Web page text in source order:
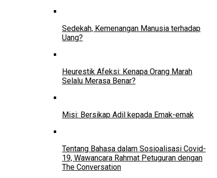
Sedekah, Kemenangan Manusia terhadap
Uang?
Heurestik Afeksi: Kenapa Orang Marah
Selalu Merasa Benar?
Misi: Bersikap Adil kepada Emak-emak
Tentang Bahasa dalam Sosioalisasi Covid-
19, Wawancara Rahmat Petuguran dengan
The Conversation